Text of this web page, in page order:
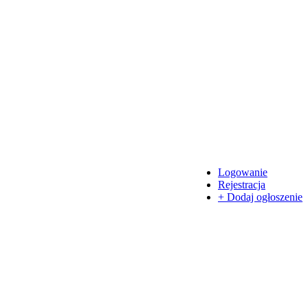
Logowanie
Rejestracja
+ Dodaj ogłoszenie